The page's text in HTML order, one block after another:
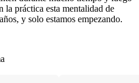
la práctica esta mentalidad de
y solo estamos empezando.